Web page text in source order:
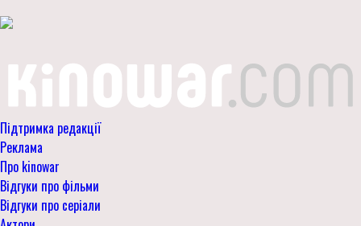
Підтримка редакції
Реклама
Про kinowar
Відгуки про фільми
Відгуки про серіали